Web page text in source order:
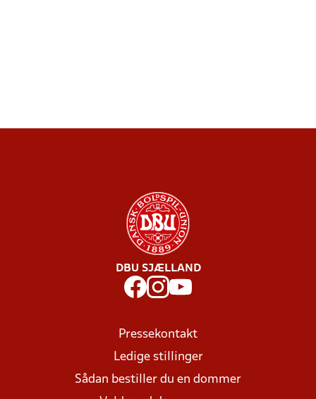
DBU SJÆLLAND
Pressekontakt
Ledige stillinger
Sådan bestiller du en dommer